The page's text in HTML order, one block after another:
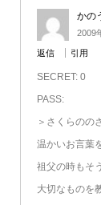
かの
2009
返信 引用
SECRET: 0
PASS:
＞さくらのの
温かいお言葉
祖父の時もそ
大切なものを